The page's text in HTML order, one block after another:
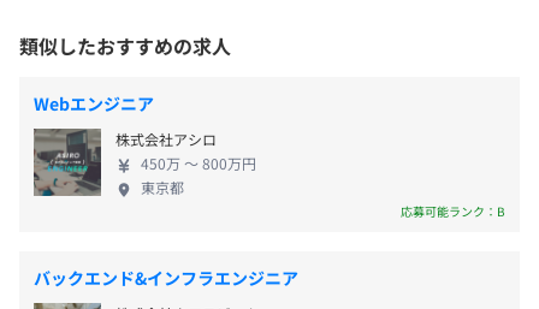
Notion AI
- ナレッジ管理：Notion
- コミュニケーションツール：Slack, Discord, Zoom,
Google Meet
エンジニアはスペシャリストとしてのキャリアとマネジメ
年2回
社会保険完備（健康保険・厚生年金加入・雇用保険・労災
ータ維新」によってこの構造を変えるために、2つの
事業を展開しています。 ▼成長フェーズと実績 シリ
ーズA資金調達・ISMS認証取得を経て、現在はシリ
ーズBを視野に入れた拡大フェーズです。2025年4月
に九州オフィス（福岡）、2026年3月に東海オフィス
（名古屋・STATION Ai）を開設し、東京・九州・東
海の3拠点体制で全国のデータ活用支援を推進してい
電力グループなど大手企業との連携も広がっていま
す ▼チームと働き方 現在18名の少数精鋭チームで
類似したおすすめの求人
Webエンジニア
株式会社アシロ
450万 〜 800万円
東京都
応募可能ランク：B
バックエンド&インフラエンジニア